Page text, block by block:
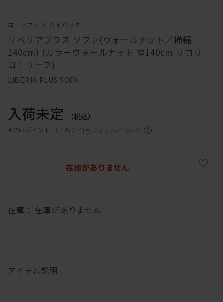
ローソファ × ハイバック
リベリアプラス ソファ(ウォールナット／横幅
140cm) (カラーウォールナット 幅140cm リコリ
コ：リーフ)
LIBERIA PLUS SOFA
入荷未定 （税込）
4,257ポイント （ 1％ ） 付与ポイントについて
在庫： 在庫がありません
在庫がありません
アイテム説明